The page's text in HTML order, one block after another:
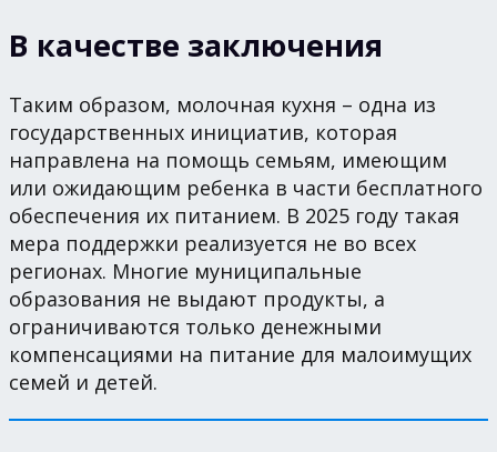
В качестве заключения
Таким образом, молочная кухня – одна из
государственных инициатив, которая
направлена на помощь семьям, имеющим
или ожидающим ребенка в части бесплатного
обеспечения их питанием. В 2025 году такая
мера поддержки реализуется не во всех
регионах. Многие муниципальные
образования не выдают продукты, а
ограничиваются только денежными
компенсациями на питание для малоимущих
семей и детей.